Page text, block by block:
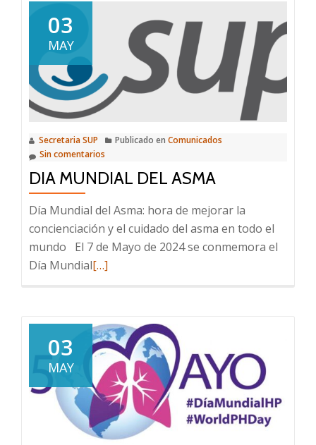
03
MAY
Secretaria SUP Publicado en Comunicados
Sin comentarios
DIA MUNDIAL DEL ASMA
Día Mundial del Asma: hora de mejorar la
concienciación y el cuidado del asma en todo el
mundo El 7 de Mayo de 2024 se conmemora el
Día MundialLeer
Mundial
del
Asma
[…]
03
MAY